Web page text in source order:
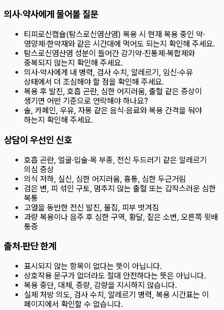
의사·약사에게 물어볼 질문
티피로신캡슐(탐스로신염산염) 복용 시 현재 복용 중인 약·
영양제·한약재와 같은 시간대에 먹어도 되는지 확인해 주세요.
탐스로신염산염 성분이 들어간 감기약·진통제·복합제와
중복되지 않는지 확인해 주세요.
의사·약사에게 내 병력, 검사 수치, 알레르기, 임신·수유
상태에서 더 조심해야 할 점을 확인해 주세요.
복용 후 발진, 호흡 곤란, 심한 어지러움, 출혈 같은 증상이
생기면 어떤 기준으로 연락해야 하나요?
술, 카페인, 우유, 자몽 같은 음식·음료와 복용 간격을 둬야
하는지 확인해 주세요.
상담이 우선인 신호
호흡 곤란, 얼굴·입술·목 부종, 전신 두드러기 같은 알레르기
의심 증상
의식 저하, 실신, 심한 어지러움, 흉통, 심한 두근거림
검은 변, 피 섞인 구토, 멈추지 않는 출혈 또는 갑작스러운 심한
복통
고열을 동반한 전신 발진, 물집, 피부 벗겨짐
과량 복용이나 음주 후 심한 구역, 황달, 짙은 소변, 오른쪽 윗배
통증
출처·판단 한계
표시되지 않는 항목이 없다는 뜻이 아닙니다.
상호작용 문구가 없더라도 절대 안전하다는 뜻은 아닙니다.
복용 중단, 대체, 증량, 감량을 지시하지 않습니다.
실제 처방 의도, 검사 수치, 알레르기 병력, 복용 시간표는 이
페이지에서 확인할 수 없습니다.